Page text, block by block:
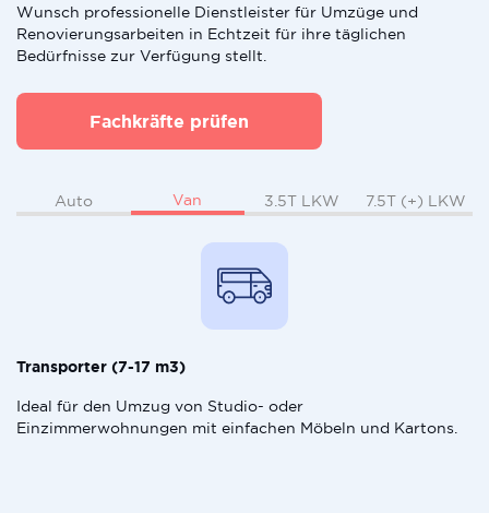
Wunsch professionelle Dienstleister für Umzüge und
Renovierungsarbeiten in Echtzeit für ihre täglichen
Bedürfnisse zur Verfügung stellt.
Fachkräfte prüfen
Auto Van 3.5T LKW 7.5T (+) LKW
Transporter (7-17 m3)
Ideal für den Umzug von Studio- oder
Einzimmerwohnungen mit einfachen Möbeln und Kartons.